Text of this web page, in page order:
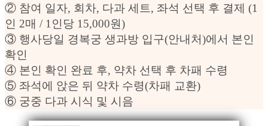
② 참여 일자, 회차, 다과 세트, 좌석 선택 후 결제 (1
인 2매 / 1인당 15,000원)
③ 행사당일 경복궁 생과방 입구(안내처)에서 본인
확인
④ 본인 확인 완료 후, 약차 선택 후 차패 수령
⑤ 좌석에 앉은 뒤 약차 수령(차패 교환)
⑥ 궁중 다과 시식 및 시음